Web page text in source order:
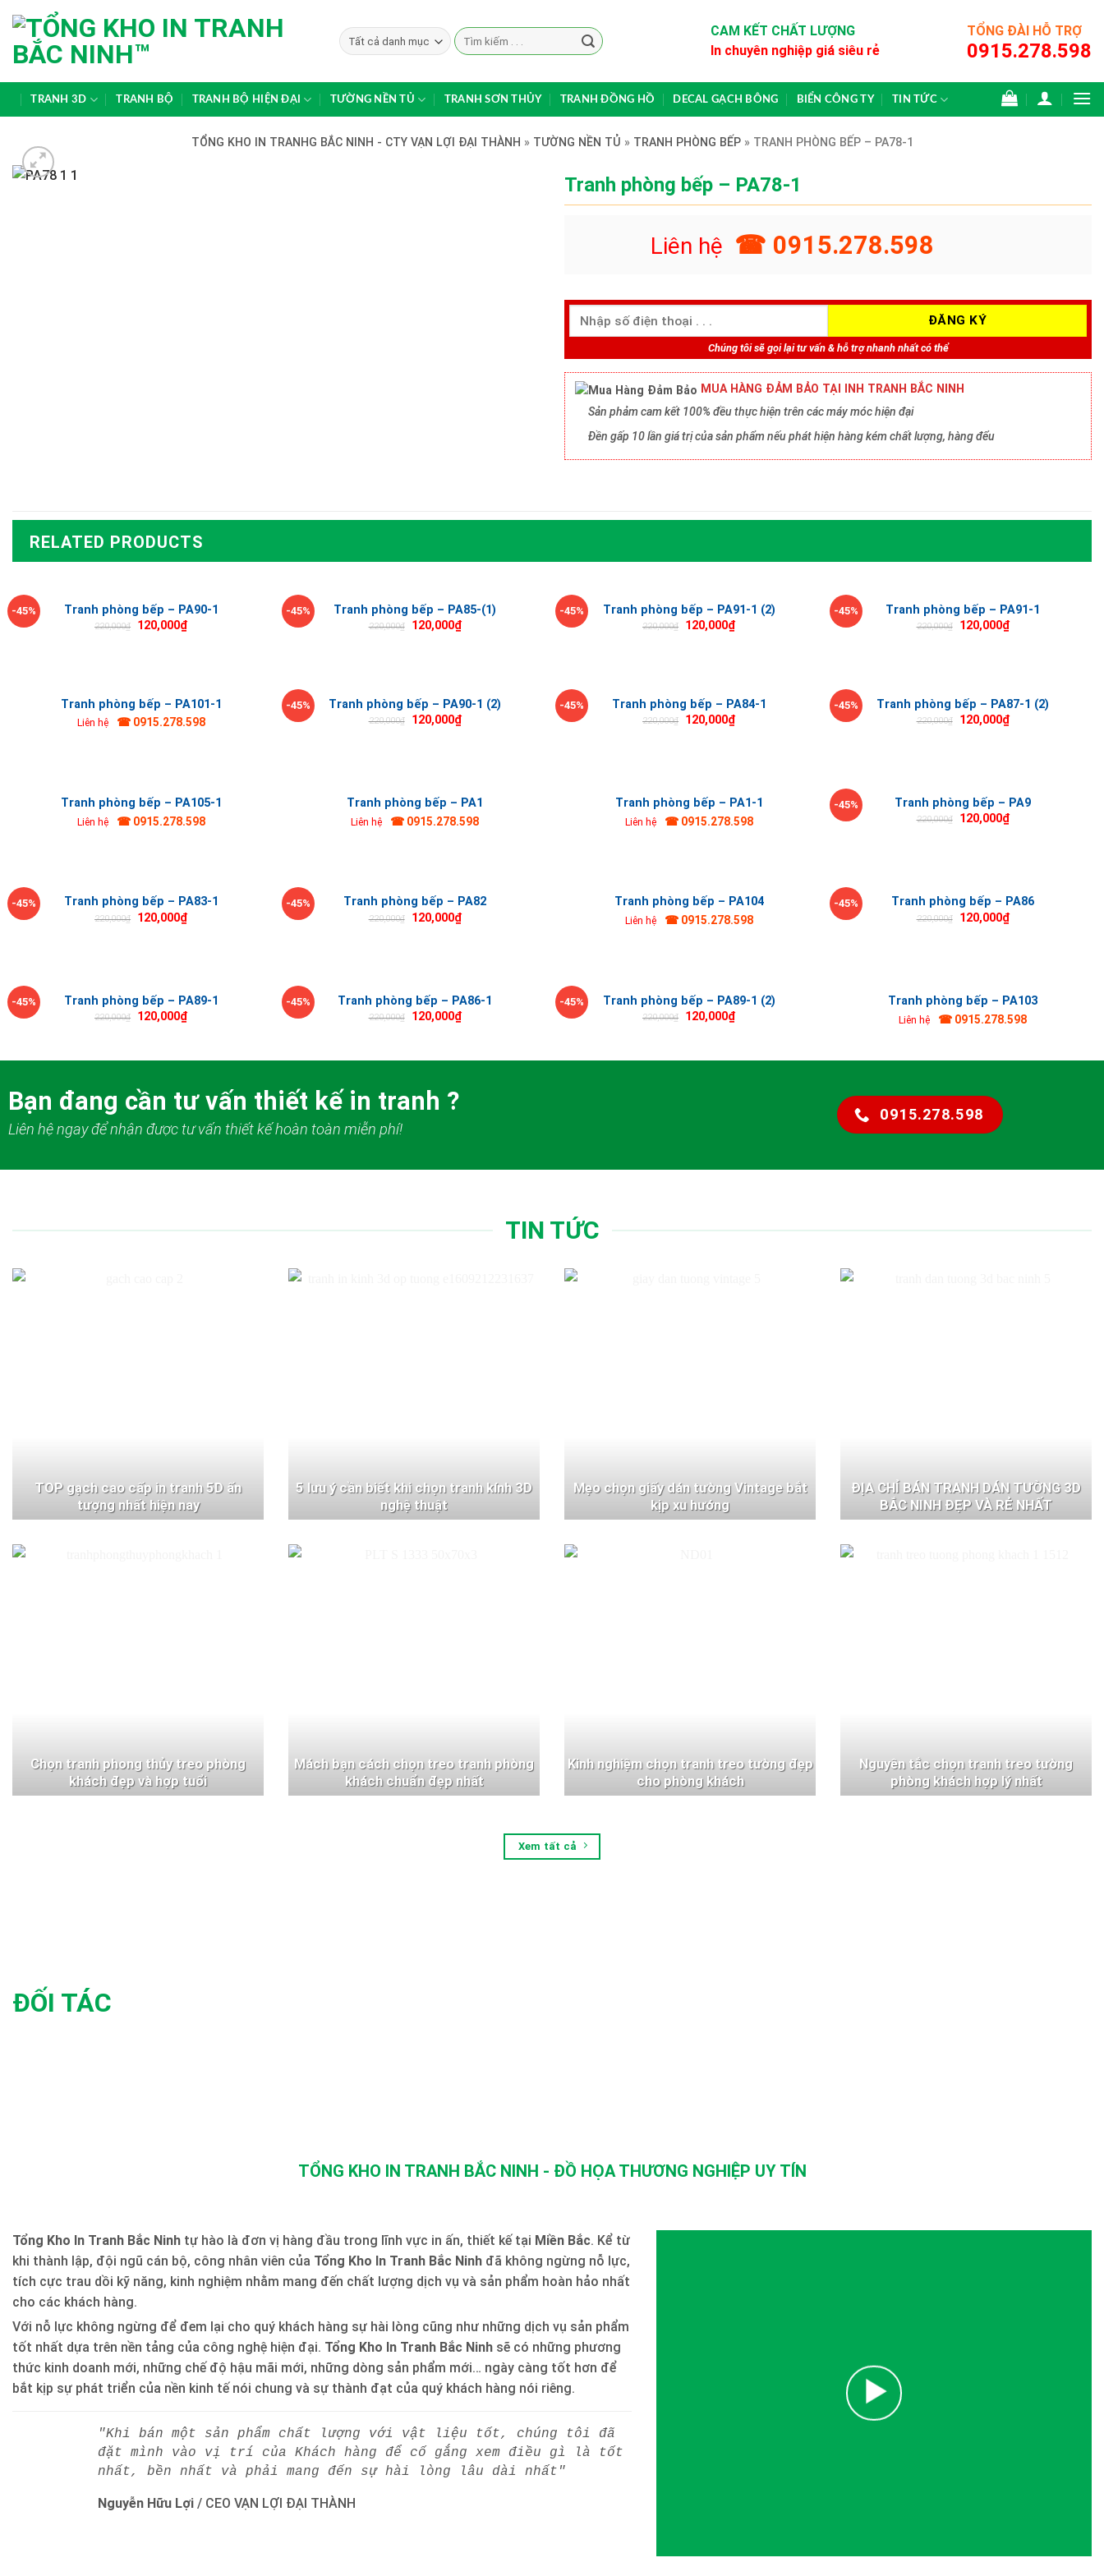
to
content
Search
for:
CAM KẾT CHẤT LƯỢNG
In chuyên nghiệp giá siêu rẻ
TỔNG ĐÀI HỖ TRỢ
0915.278.598
TRANH 3D TRANH BỘ TRANH BỘ HIỆN ĐẠI TƯỜNG NỀN TỦ TRANH SƠN THỦY TRANH ĐỒNG HỒ DECAL GẠCH BÔNG BIỂN CÔNG TY TIN TỨC
TỔNG KHO IN TRANHG BẮC NINH - CTY VẠN LỢI ĐẠI THÀNH » TƯỜNG NỀN TỦ » TRANH PHÒNG BẾP» TRANH PHÒNG BẾP – PA78-1
Tranh phòng bếp – PA78-1
Liên hệ ☎ 0915.278.598
Chúng tôi sẽ gọi lại tư vấn & hỗ trợ nhanh nhất có thể
MUA HÀNG ĐẢM BẢO TẠI INH TRANH BẮC NINH
Sản phảm cam kết 100% đều thực hiện trên các máy móc hiện đại
Đền gấp 10 lần giá trị của sản phẩm nếu phát hiện hàng kém chất lượng, hàng đểu
RELATED PRODUCTS
-45% Tranh phòng bếp – PA90-1
220,000₫ 120,000₫
-45% Tranh phòng bếp – PA85-(1)
220,000₫ 120,000₫
-45% Tranh phòng bếp – PA91-1 (2)
220,000₫ 120,000₫
-45% Tranh phòng bếp – PA91-1
220,000₫ 120,000₫
Tranh phòng bếp – PA101-1
Liên hệ ☎ 0915.278.598
-45% Tranh phòng bếp – PA90-1 (2)
220,000₫ 120,000₫
-45% Tranh phòng bếp – PA84-1
220,000₫ 120,000₫
-45% Tranh phòng bếp – PA87-1 (2)
220,000₫ 120,000₫
Tranh phòng bếp – PA105-1
Liên hệ ☎ 0915.278.598
Tranh phòng bếp – PA1
Liên hệ ☎ 0915.278.598
Tranh phòng bếp – PA1-1
Liên hệ ☎ 0915.278.598
-45% Tranh phòng bếp – PA9
220,000₫ 120,000₫
-45% Tranh phòng bếp – PA83-1
220,000₫ 120,000₫
-45% Tranh phòng bếp – PA82
220,000₫ 120,000₫
Tranh phòng bếp – PA104
Liên hệ ☎ 0915.278.598
-45% Tranh phòng bếp – PA86
220,000₫ 120,000₫
-45% Tranh phòng bếp – PA89-1
220,000₫ 120,000₫
-45% Tranh phòng bếp – PA86-1
220,000₫ 120,000₫
-45% Tranh phòng bếp – PA89-1 (2)
220,000₫ 120,000₫
Tranh phòng bếp – PA103
Liên hệ ☎ 0915.278.598
Bạn đang cần tư vấn thiết kế in tranh ?
Liên hệ ngay để nhận được tư vấn thiết kế hoàn toàn miễn phí!
0915.278.598
TIN TỨC
TOP gạch cao cấp in tranh 5D ấn
tượng nhất hiện nay
5 lưu ý cần biết khi chọn tranh kính 3D
nghệ thuật
Mẹo chọn giấy dán tường Vintage bắt
kịp xu hướng
ĐỊA CHỈ BÁN TRANH DÁN TƯỜNG 3D
BẮC NINH ĐẸP VÀ RẺ NHẤT
Chọn tranh phong thủy treo phòng
khách đẹp và hợp tuổi
Mách bạn cách chọn treo tranh phòng
khách chuẩn đẹp nhất
Kinh nghiệm chọn tranh treo tường đẹp
cho phòng khách
Nguyên tắc chọn tranh treo tường
phòng khách hợp lý nhất
Xem tất cả
ĐỐI TÁC
TỔNG KHO IN TRANH BẮC NINH - ĐỒ HỌA THƯƠNG NGHIỆP UY TÍN
Tổng Kho In Tranh Bắc Ninh tự hào là đơn vị hàng đầu trong lĩnh vực in ấn, thiết kế tại Miền Bắc. Kể từ
khi thành lập, đội ngũ cán bộ, công nhân viên của Tổng Kho In Tranh Bắc Ninh đã không ngừng nỗ lực,
tích cực trau dồi kỹ năng, kinh nghiệm nhằm mang đến chất lượng dịch vụ và sản phẩm hoàn hảo nhất
cho các khách hàng.
Với nỗ lực không ngừng để đem lại cho quý khách hàng sự hài lòng cũng như những dịch vụ sản phẩm
tốt nhất dựa trên nền tảng của công nghệ hiện đại. Tổng Kho In Tranh Bắc Ninh sẽ có những phương
thức kinh doanh mới, những chế độ hậu mãi mới, những dòng sản phẩm mới… ngày càng tốt hơn để
bắt kịp sự phát triển của nền kinh tế nói chung và sự thành đạt của quý khách hàng nói riêng.
"Khi bán một sản phẩm chất lượng với vật liệu tốt, chúng tôi đã
đặt mình vào vị trí của Khách hàng để cố gắng xem điều gì là tốt
nhất, bền nhất và phải mang đến sự hài lòng lâu dài nhất"
Nguyễn Hữu Lợi / CEO VẠN LỢI ĐẠI THÀNH